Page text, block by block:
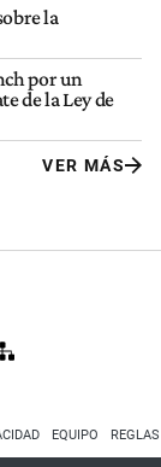
la
por un
de la Ley de
VER MÁS
EQUIPO